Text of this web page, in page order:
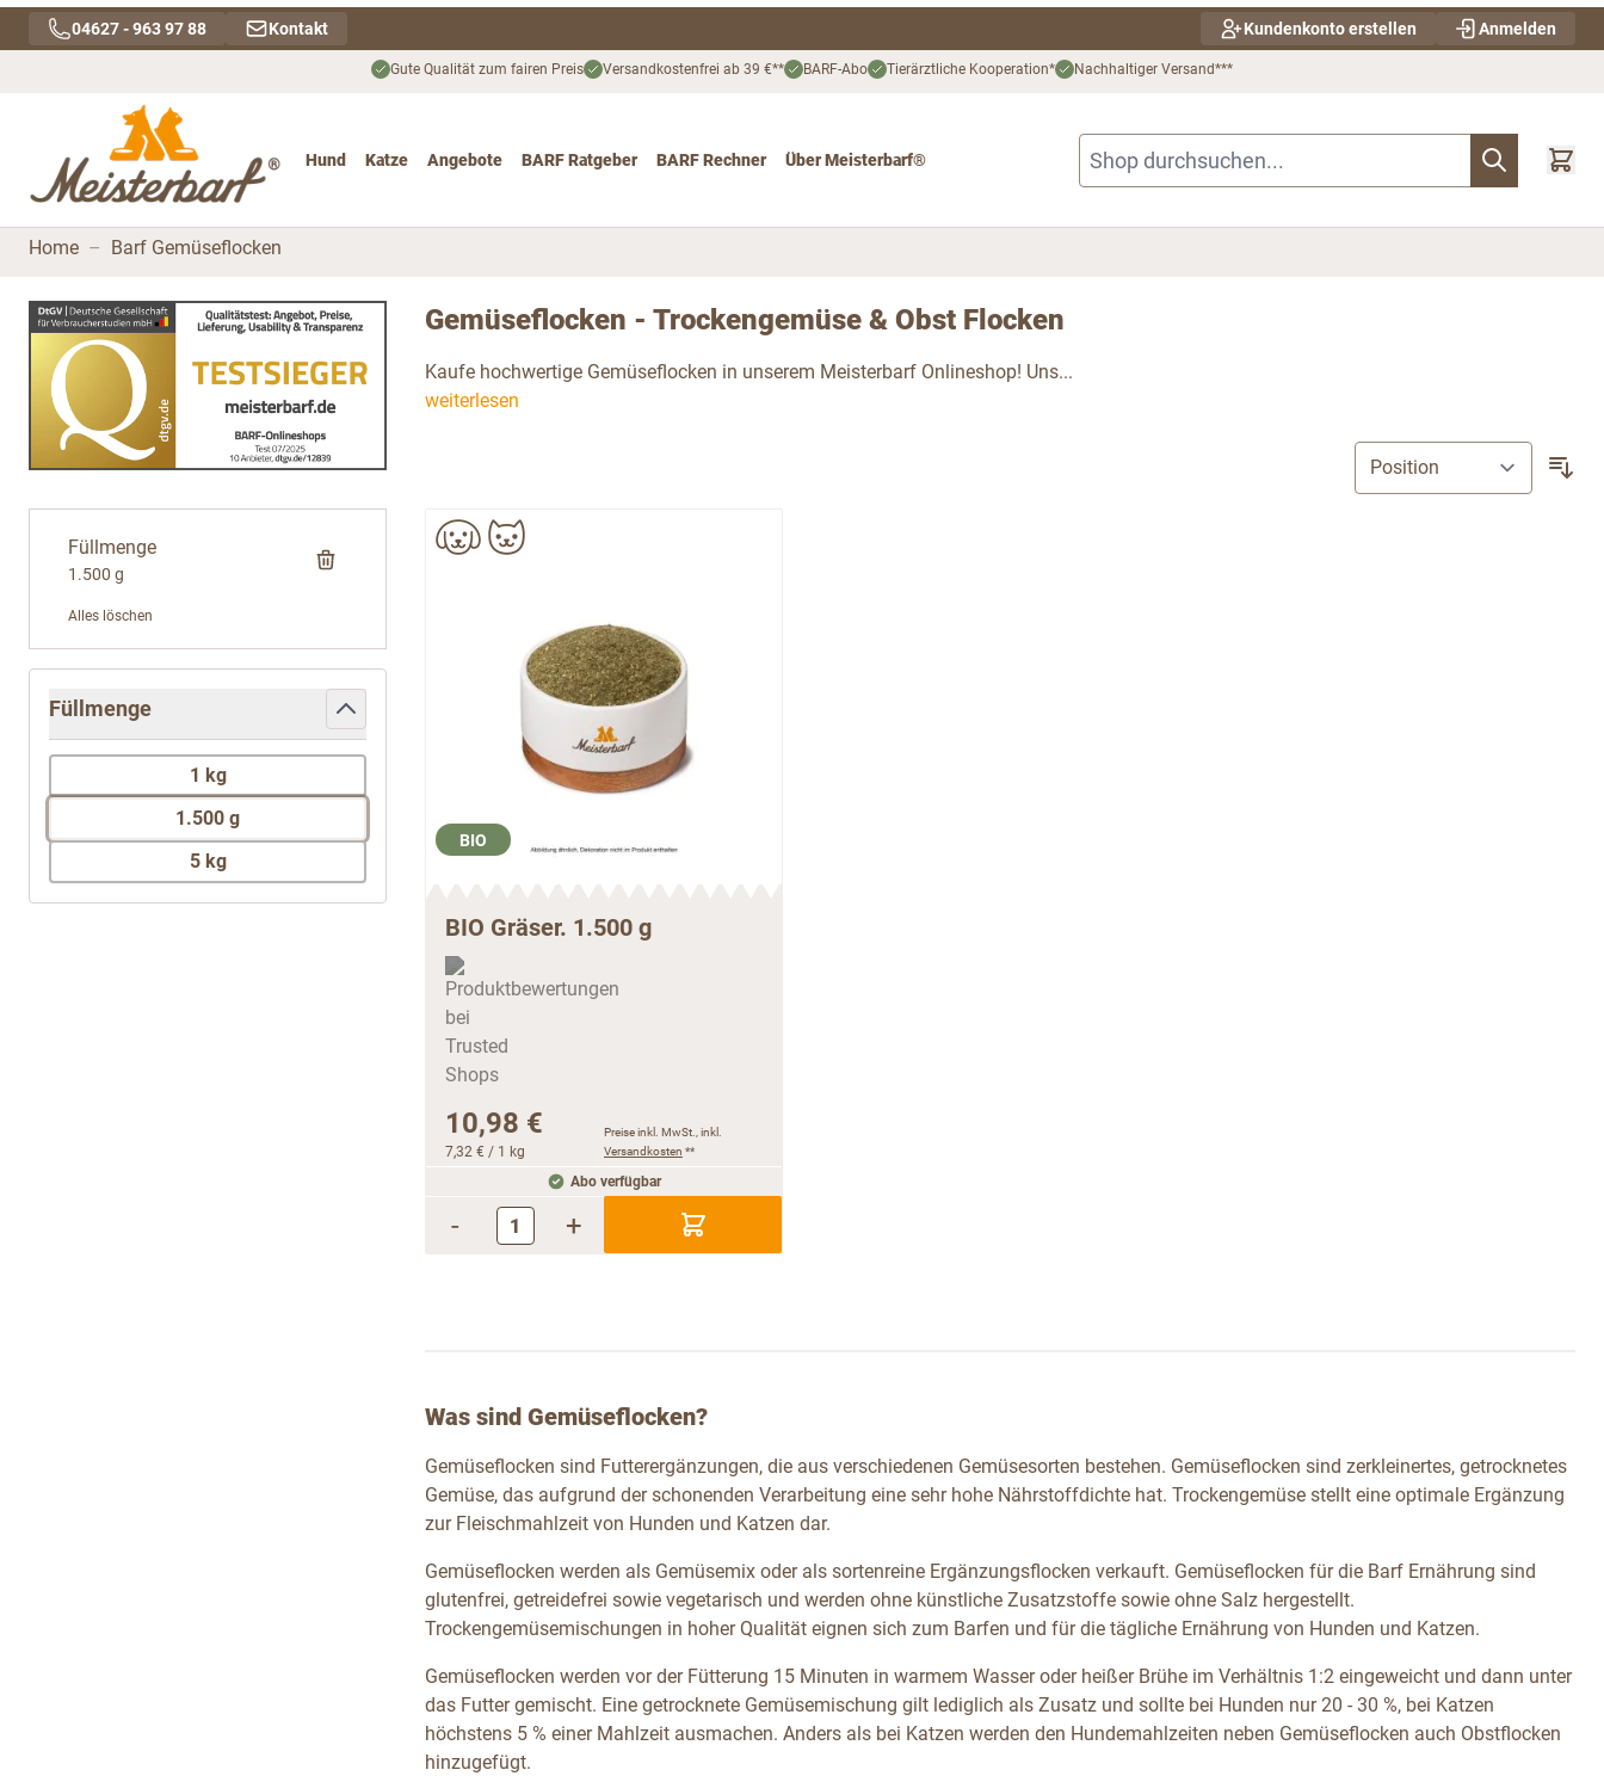
Direkt zum Inhalt
04627 - 963 97 88 Kontakt Kundenkonto erstellen Anmelden
Gute Qualität zum fairen Preis Versandkostenfrei ab 39 €** BARF-Abo Tierärztliche Kooperation* Nachhaltiger Versand***
Hund
Toggle submenu for Hund
Katze
Toggle submenu for Katze
Angebote
Toggle submenu for Angebote
BARF Ratgeber BARF Rechner Über Meisterbarf®
Shop durchsuchen...
Home – Barf Gemüseflocken
Gemüseflocken - Trockengemüse & Obst Flocken
Kaufe hochwertige Gemüseflocken in unserem Meisterbarf Onlineshop! Uns...
weiterlesen
Füllmenge
1.500 g
Alles löschen
Füllmenge
filter
1 kg
1.500 g
5 kg
BIO
BIO Gräser. 1.500 g
10,98 €
7,32 € / 1 kg
Preise inkl. MwSt., inkl.
Versandkosten **
Abo verfügbar
- +
Was sind Gemüseflocken?
Gemüseflocken sind Futterergänzungen, die aus verschiedenen Gemüsesorten bestehen. Gemüseflocken sind zerkleinertes, getrocknetes
Gemüse, das aufgrund der schonenden Verarbeitung eine sehr hohe Nährstoffdichte hat. Trockengemüse stellt eine optimale Ergänzung
zur Fleischmahlzeit von Hunden und Katzen dar.
Gemüseflocken werden als Gemüsemix oder als sortenreine Ergänzungsflocken verkauft. Gemüseflocken für die Barf Ernährung sind
glutenfrei, getreidefrei sowie vegetarisch und werden ohne künstliche Zusatzstoffe sowie ohne Salz hergestellt.
Trockengemüsemischungen in hoher Qualität eignen sich zum Barfen und für die tägliche Ernährung von Hunden und Katzen.
Gemüseflocken werden vor der Fütterung 15 Minuten in warmem Wasser oder heißer Brühe im Verhältnis 1:2 eingeweicht und dann unter
das Futter gemischt. Eine getrocknete Gemüsemischung gilt lediglich als Zusatz und sollte bei Hunden nur 20 - 30 %, bei Katzen
höchstens 5 % einer Mahlzeit ausmachen. Anders als bei Katzen werden den Hundemahlzeiten neben Gemüseflocken auch Obstflocken
hinzugefügt.